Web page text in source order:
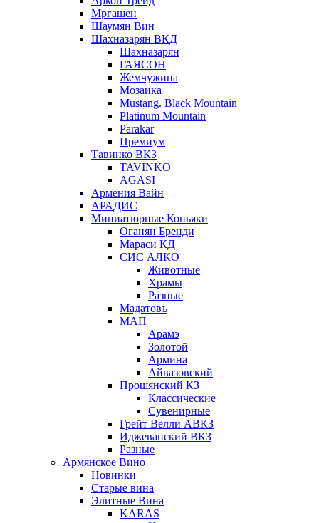
Мргашен
Шаумян Вин
Шахназарян ВКД
Шахназарян
ГАЯСОН
Жемчужина
Мозаика
Mustang. Black Mountain
Platinum Mountain
Parakar
Премиум
Тавинко ВКЗ
TAVINKO
AGASI
Армения Вайн
АРАДИС
Миниатюрные Коньяки
Оганян Бренди
Мараси КД
СИС АЛКО
Животные
Храмы
Разные
Мадатовъ
МАП
Арамэ
Золотой
Армина
Айвазовский
Прошянский КЗ
Классические
Сувенирные
Грейт Велли АВКЗ
Иджеванский ВКЗ
Разные
Армянское Вино
Новинки
Старые вина
Элитные Вина
KARAS